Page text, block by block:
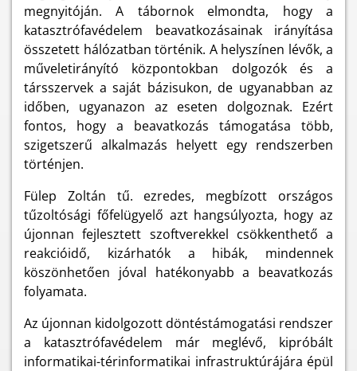
megnyitóján. A tábornok elmondta, hogy a
katasztrófavédelem beavatkozásainak irányítása
összetett hálózatban történik. A helyszínen lévők, a
műveletirányító központokban dolgozók és a
társszervek a saját bázisukon, de ugyanabban az
időben, ugyanazon az eseten dolgoznak. Ezért
fontos, hogy a beavatkozás támogatása több,
szigetszerű alkalmazás helyett egy rendszerben
történjen.
Fülep Zoltán tű. ezredes, megbízott országos
tűzoltósági főfelügyelő azt hangsúlyozta, hogy az
újonnan fejlesztett szoftverekkel csökkenthető a
reakcióidő, kizárhatók a hibák, mindennek
köszönhetően jóval hatékonyabb a beavatkozás
folyamata.
Az újonnan kidolgozott döntéstámogatási rendszer
a katasztrófavédelem már meglévő, kipróbált
informatikai-térinformatikai infrastruktúrájára épül